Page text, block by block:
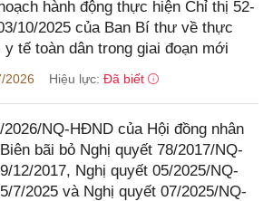
hành động thực hiện Chỉ thị 52-
10/2025 của Ban Bí thư về thực
y tế toàn dân trong giai đoạn mới
2026 Hiệu lực: Đã biết
2026/NQ-HĐND của Hội đồng nhân
bãi bỏ Nghị quyết 78/2017/NQ-
12/2017, Nghị quyết 05/2025/NQ-
7/2025 và Nghị quyết 07/2025/NQ-